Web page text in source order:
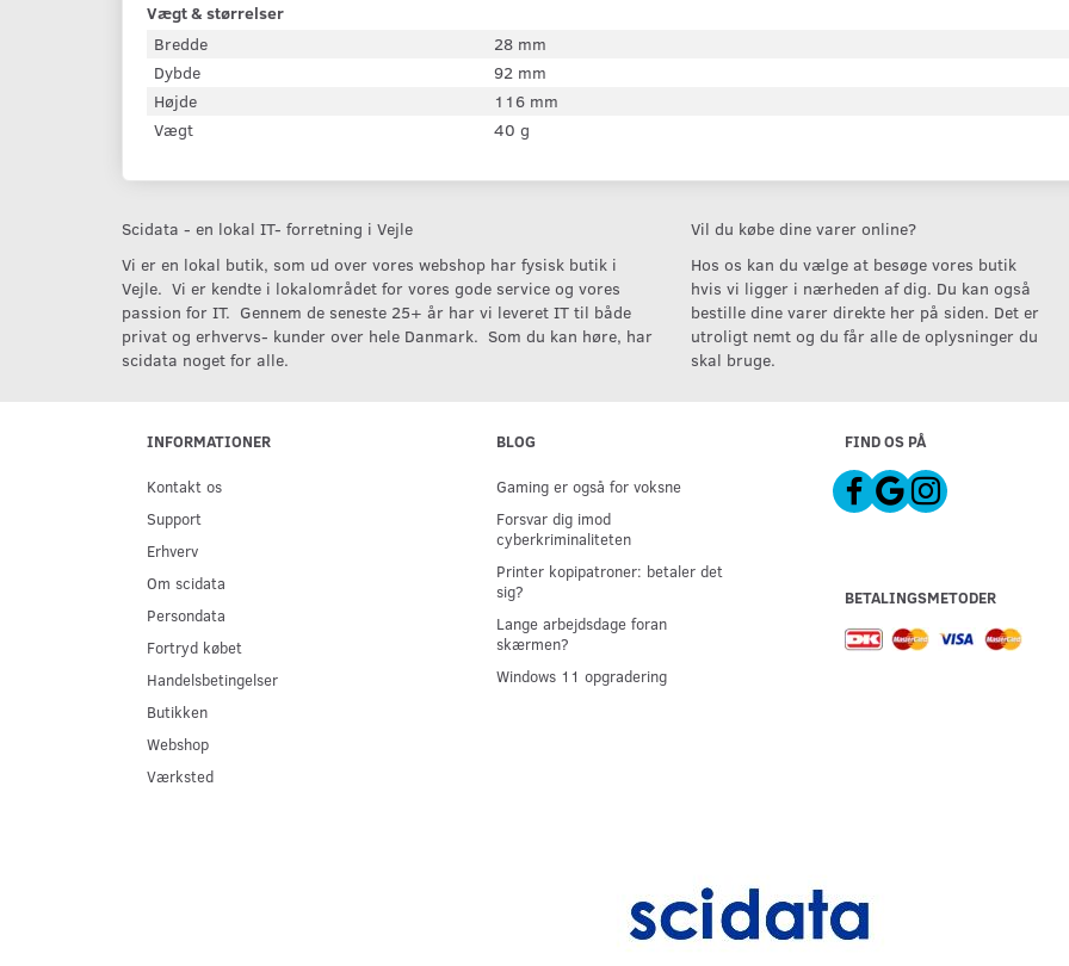
Vægt & størrelser
Bredde
28 mm
Dybde
92 mm
Højde
116 mm
Vægt
40 g
Scidata - en lokal IT- forretning i Vejle
Vi er en lokal butik, som ud over vores webshop har fysisk butik i
Vejle. Vi er kendte i lokalområdet for vores gode service og vores
passion for IT. Gennem de seneste 25+ år har vi leveret IT til både
privat og erhvervs- kunder over hele Danmark. Som du kan høre, har
scidata noget for alle.
Vil du købe dine varer online?
Hos os kan du vælge at besøge vores butik
hvis vi ligger i nærheden af dig. Du kan også
bestille dine varer direkte her på siden. Det er
utroligt nemt og du får alle de oplysninger du
skal bruge.
INFORMATIONER
Kontakt os
Support
Erhverv
Om scidata
Persondata
Fortryd købet
Handelsbetingelser
Butikken
Webshop
Værksted
BLOG
Gaming er også for voksne
Forsvar dig imod
cyberkriminaliteten
Printer kopipatroner: betaler det
sig?
Lange arbejdsdage foran
skærmen?
Windows 11 opgradering
FIND OS PÅ
BETALINGSMETODER